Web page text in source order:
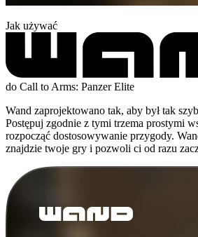
Jak używać
do Call to Arms: Panzer Elite
Wand zaprojektowano tak, aby był tak
Postępuj zgodnie z tymi trzema prostymi
rozpocząć dostosowywanie przygody.
znajdzie twoje gry i pozwoli ci od razu